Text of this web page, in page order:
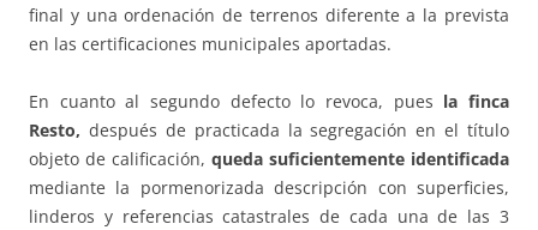
final y una ordenación de terrenos diferente a la prevista
en las certificaciones municipales aportadas.
En cuanto al segundo defecto lo revoca, pues la finca
Resto, después de practicada la segregación en el título
objeto de calificación, queda suficientemente identificada
mediante la pormenorizada descripción con superficies,
linderos y referencias catastrales de cada una de las 3